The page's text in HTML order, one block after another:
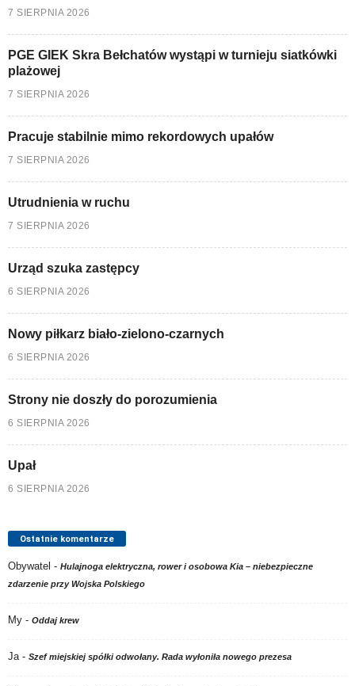
7 SIERPNIA 2026
PGE GIEK Skra Bełchatów wystąpi w turnieju siatkówki
plażowej
7 SIERPNIA 2026
Pracuje stabilnie mimo rekordowych upałów
7 SIERPNIA 2026
Utrudnienia w ruchu
7 SIERPNIA 2026
Urząd szuka zastępcy
6 SIERPNIA 2026
Nowy piłkarz biało-zielono-czarnych
6 SIERPNIA 2026
Strony nie doszły do porozumienia
6 SIERPNIA 2026
Upał
6 SIERPNIA 2026
Ostatnie komentarze
Obywatel - Hulajnoga elektryczna, rower i osobowa Kia – niebezpieczne
zdarzenie przy Wojska Polskiego
My - Oddaj krew
Ja- Szef miejskiej spółki odwołany. Rada wyłoniła nowego prezesa